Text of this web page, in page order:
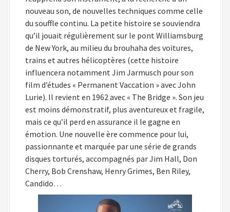
nouveau son, de nouvelles techniques comme celle
du souffle continu. La petite histoire se souviendra
qu’il jouait régulièrement sur le pont Williamsburg
de New York, au milieu du brouhaha des voitures,
trains et autres hélicoptères (cette histoire
influencera notamment Jim Jarmusch pour son
film d’études « Permanent Vaccation » avec John
Lurie). Il revient en 1962 avec « The Bridge ». Son jeu
est moins démonstratif, plus aventureux et fragile,
mais ce qu’il perd en assurance il le gagne en
émotion. Une nouvelle ère commence pour lui,
passionnante et marquée par une série de grands
disques torturés, accompagnés par Jim Hall, Don
Cherry, Bob Crenshaw, Henry Grimes, Ben Riley,
Candido…